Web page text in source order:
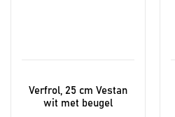
Verfrol, 25 cm Vestan
wit met beugel